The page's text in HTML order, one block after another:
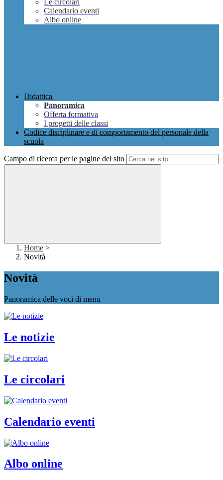
Le circolari
Calendario eventi
Albo online
Didattica
Panoramica
Offerta formativa
I progetti delle classi
Codice disciplinare e di comportamento del personale della
scuola
Campo di ricerca per le pagine del sito
Home >
Novità
Novità
Panoramica delle voci di menu
Le notizie
Le circolari
Calendario eventi
Albo online